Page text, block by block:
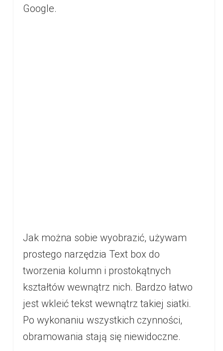
Google.
Jak można sobie wyobrazić, używam
prostego narzędzia Text box do
tworzenia kolumn i prostokątnych
kształtów wewnątrz nich. Bardzo łatwo
jest wkleić tekst wewnątrz takiej siatki.
Po wykonaniu wszystkich czynności,
obramowania stają się niewidoczne.